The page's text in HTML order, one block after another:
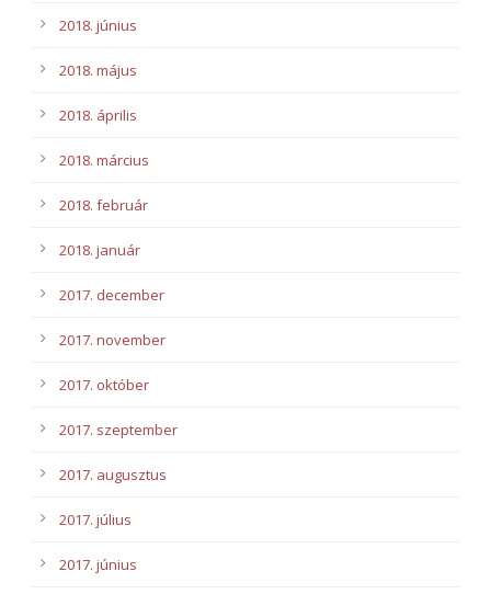
2018. június
2018. május
2018. április
2018. március
2018. február
2018. január
2017. december
2017. november
2017. október
2017. szeptember
2017. augusztus
2017. július
2017. június